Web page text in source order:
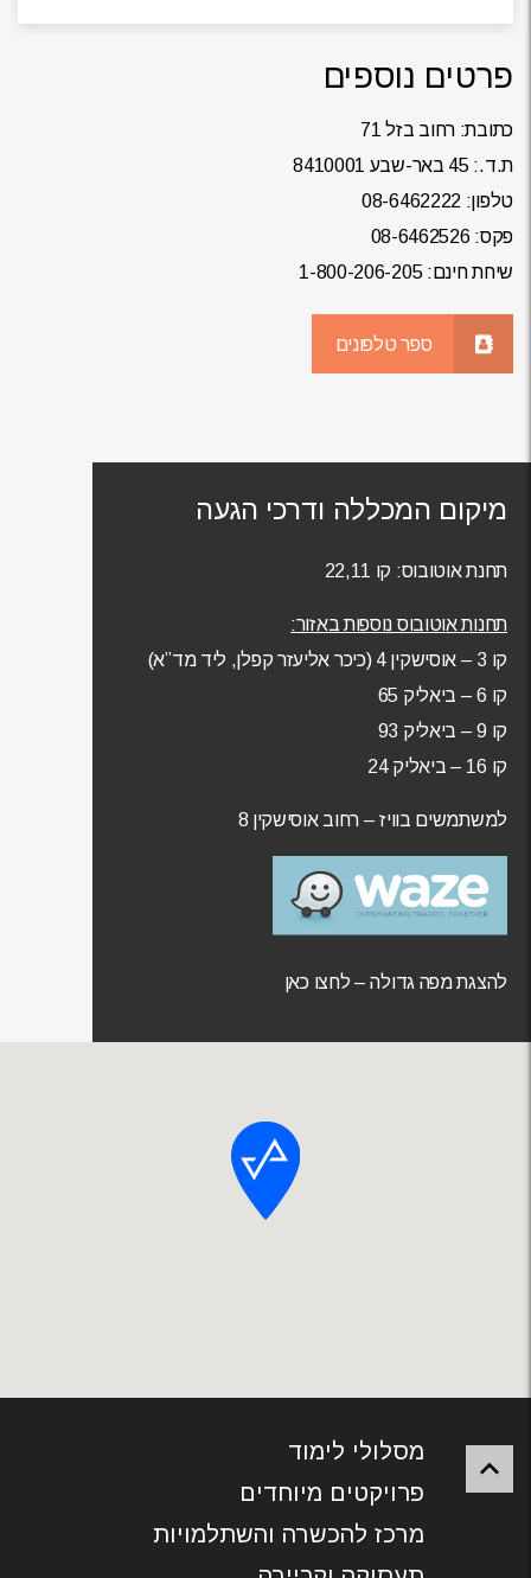
פרטים נוספים
כתובת: רחוב בזל 71
ת.ד.: 45 באר-שבע 8410001
טלפון: 08-6462222
פקס: 08-6462526
שיחת חינם:1-800-206-205
ספר טלפונים
מיקום המכללה ודרכי הגעה
תחנת אוטובוס: קו 22,11
תחנות אוטובוס נוספות באזור:
קו 3 – אוסישקין 4 (כיכר אליעזר קפלן, ליד מד”א)
קו 6 – ביאליק 65
קו 9 – ביאליק 93
קו 16 – ביאליק 24
למשתמשים בוויז – רחוב אוסישקין 8
להצגת מפה גדולה – לחצו כאן
מסלולי לימוד
פרויקטים מיוחדים
מרכז להכשרה והשתלמויות